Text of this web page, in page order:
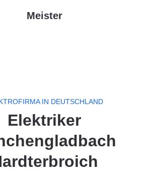
Meister
IN DEUTSCHLAND
Elektriker